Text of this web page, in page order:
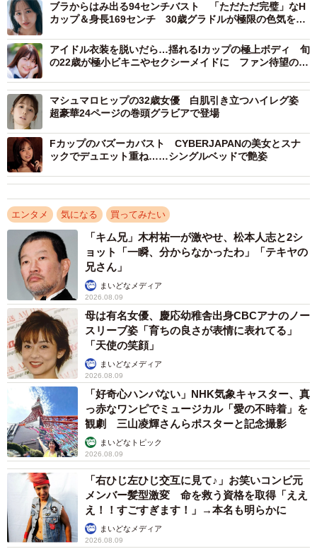
ブラからはみ出る94センチバスト 「ただただ完璧」なH
カップ＆身長169センチ 30歳グラドルが極限の色気を表
アイドル衣装を脱いだら…揺れるIカップの極上ボディ 旬
の22歳が極小ビキニやセクシーメイドに ファン待望の初
す」
マシュマロヒップの32歳女優 白肌引き立つハイレグ姿
超豪華24ページの巻頭グラビアで登場
Fカップのバズーカバスト CYBERJAPANの美女とスナ
ックでデュエット重ね……シングルベッドで艶姿
エンタメ 気になる 買ってみたい
「キム兄」木村祐一が激やせ、松本人志と2シ
ョット「一瞬、分からなかったわ」「テキヤの
兄さん」
まいどなメディア
2026.08.09
母は有名女優、慶応幼稚舎出身CBCアナのノー
スリーブ姿「育ちの良さが表情に表れてる」
「天使の笑顔」
まいどなメディア
2026.08.09
「好奇心ハンパない」NHK気象キャスター、真
っ赤なワンピでミュージカル「愛の不時着」を
観劇 三山凌輝さんらポスターと記念撮影
まいどなトピック
2026.08.09
「右ひじ左ひじ交互に見て♪」お笑いコンビ元
メンバー髪型激変 命を救う資格を取得「ええ
え！！すごすぎます！」→本名も明らかに
まいどなメディア
2026.08.09